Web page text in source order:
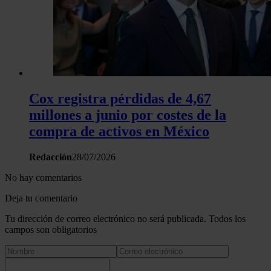
Cox registra pérdidas de 4,67
millones a junio por costes de la
compra de activos en México
Redacción28/07/2026
No hay comentarios
Deja tu comentario
Tu dirección de correo electrónico no será publicada. Todos los
campos son obligatorios